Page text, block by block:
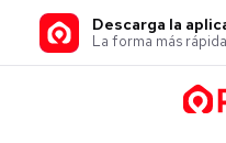
Descarga la
La forma más